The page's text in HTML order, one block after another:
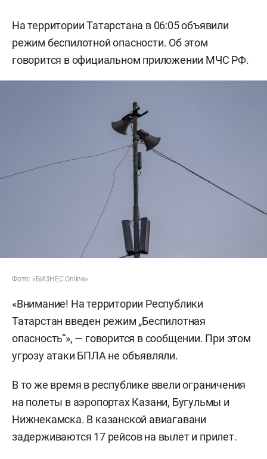
На территории Татарстана в 06:05 объявили
режим беспилотной опасности. Об этом
говорится в официальном приложении МЧС РФ.
Фото: «БИЗНЕС Online»
«Внимание! На территории Республики
Татарстан введен режим „Беспилотная
опасность“», — говорится в сообщении. При этом
угрозу атаки БПЛА не объявляли.
В то же время в республике ввели ограничения
на полеты в аэропортах Казани, Бугульмы и
Нижнекамска. В казанской авиагавани
задерживаются 17 рейсов на вылет и прилет.